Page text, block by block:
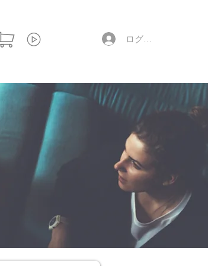
ログイン